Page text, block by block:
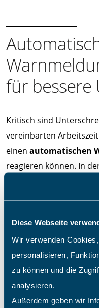
Diese Webseite
Wir verwenden
personalisieren,
zu können und die
analysieren.
Außerdem geben wir
für bessere
Kritisch sind
vereinbarten
einen automatischen
reagieren können. In
sind viele
Beschäftigte, die noch
kommen Mitarbeiter
zurecht. Sie
Betrieb mit der
zurechtkommt.
…Minusstunden